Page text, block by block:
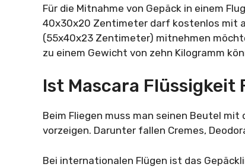
Für die Mitnahme von Gepäck in einem
40x30x20 Zentimeter darf kostenlos mit
(55x40x23 Zentimeter) mitnehmen
zu einem Gewicht von zehn Kilogramm
Ist Mascara Flüssigkeit
Beim Fliegen muss man seinen Beutel
vorzeigen. Darunter fallen Cremes,
Bei internationalen Flügen ist das